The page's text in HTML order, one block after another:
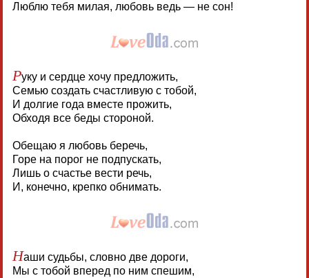
Люблю тебя милая, любовь ведь — не сон!
Руку и сердце хочу предложить,
Семью создать счастливую с тобой,
И долгие года вместе прожить,
Обходя все беды стороной.
Обещаю я любовь беречь,
Горе на порог не подпускать,
Лишь о счастье вести речь,
И, конечно, крепко обнимать.
Наши судьбы, словно две дороги,
Мы с тобой вперед по ним спешим,